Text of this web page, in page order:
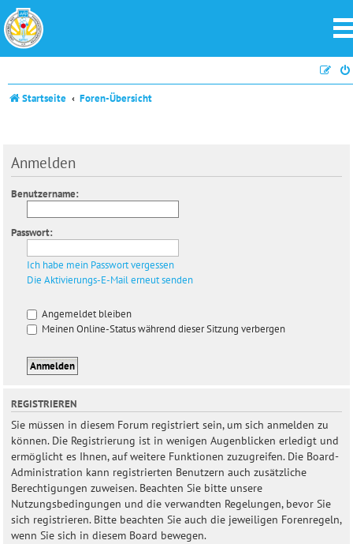
Startseite Foren-Übersicht
Anmelden
Benutzername:
Passwort:
Ich habe mein Passwort vergessen
Die Aktivierungs-E-Mail erneut senden
Angemeldet bleiben
Meinen Online-Status während dieser Sitzung verbergen
REGISTRIEREN
Sie müssen in diesem Forum registriert sein, um sich anmelden zu
können. Die Registrierung ist in wenigen Augenblicken erledigt und
ermöglicht es Ihnen, auf weitere Funktionen zuzugreifen. Die Board-
Administration kann registrierten Benutzern auch zusätzliche
Berechtigungen zuweisen. Beachten Sie bitte unsere
Nutzungsbedingungen und die verwandten Regelungen, bevor Sie
sich registrieren. Bitte beachten Sie auch die jeweiligen Forenregeln,
wenn Sie sich in diesem Board bewegen.